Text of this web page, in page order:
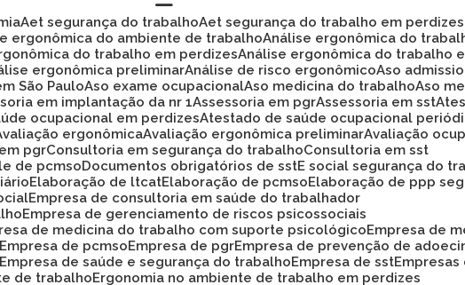
Aet segurança do trabalho Aet segurança do trabalho em perdizes
ergonômica do ambiente de trabalho Análise ergonômica do
do trabalho em perdizes Análise ergonômica do trabalho
ergonômica preliminar Análise de risco ergonômico Aso
São Paulo Aso exame ocupacional Aso medicina do trabalho Aso
em implantação da nr 1 Assessoria em pgr Assessoria em sst
ocupacional em perdizes Atestado de saúde ocupacional
Avaliação ergonômica Avaliação ergonômica preliminar Avaliação
pgr Consultoria em segurança do trabalho
Consultoria em sst
de pcmso Documentos obrigatórios de sst
E social segurança do
Elaboração de ltcat Elaboração de pcmso
Elaboração de ppp
Empresa de consultoria em saúde do trabalhador
Empresa de gerenciamento de riscos psicossociais
de medicina do trabalho com suporte psicológico
Empresa de
Empresa de pcmso Empresa de pgr Empresa de prevenção de
Empresa de saúde e segurança do trabalho Empresa de sst
de trabalho
Ergonomia no ambiente de trabalho em perdizes